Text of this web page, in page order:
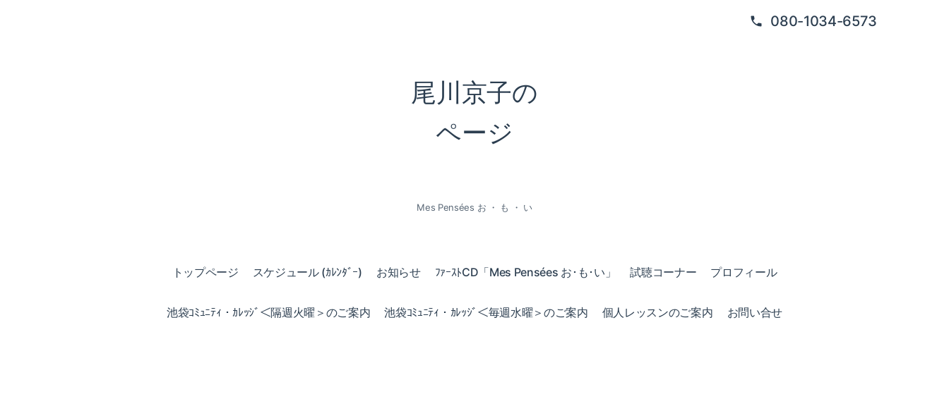
080-1034-6573
尾川京子の
ページ
Mes Pensées お ・ も ・ い
トップページ スケジュール (ｶﾚﾝﾀﾞｰ) お知らせ ﾌｧｰｽﾄCD「Mes Pensées お･も･い」 試聴コーナー プロフィール
池袋ｺﾐｭﾆﾃｨ・ｶﾚｯｼﾞ＜隔週火曜＞のご案内 池袋ｺﾐｭﾆﾃｨ・ｶﾚｯｼﾞ＜毎週水曜＞のご案内 個人レッスンのご案内 お問い合せ